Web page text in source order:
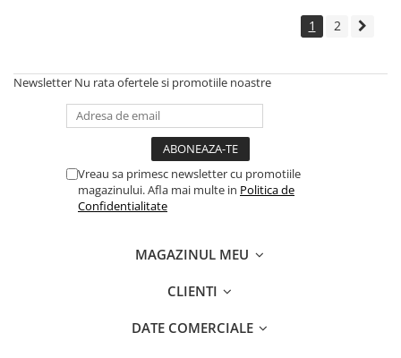
1 2
Newsletter Nu rata ofertele si promotiile noastre
Vreau sa primesc newsletter cu promotiile
magazinului. Afla mai multe in Politica de
Confidentialitate
MAGAZINUL MEU
CLIENTI
DATE COMERCIALE